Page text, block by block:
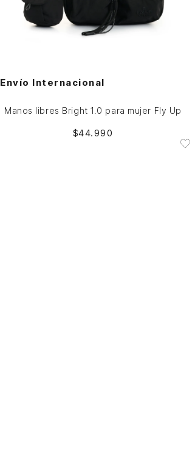
Envío Internacional
Manos libres Bright 1.0 para mujer Fly Up
$44.990